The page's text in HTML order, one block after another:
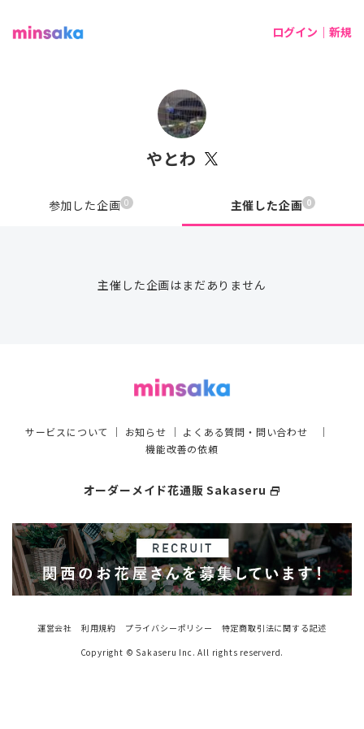
ログイン｜新規
やとわ
参加した企画 0 主催した企画 0
主催した企画はまだありません
サービスについて ｜ お知らせ ｜ よくある質問・問い合わせ ｜
機能改善の依頼
オーダーメイド花通販 Sakaseru select_window
運営会社 利用規約 プライバシーポリシー
特定商取引法に関する記述
Copyright © Sakaseru Inc. All rights reserverd.